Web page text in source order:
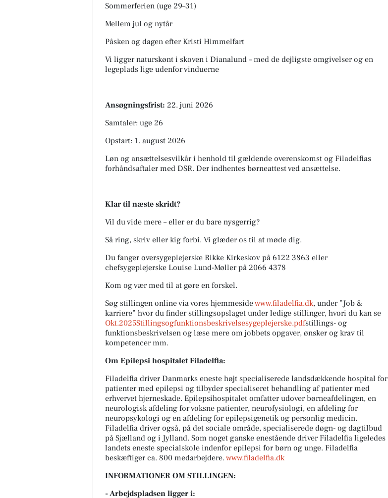
Sommerferien (uge 29–31)
Mellem jul og nytår
Påsken og dagen efter Kristi Himmelfart
Vi ligger naturskønt i skoven i Dianalund – med de dejligste omgivelser og en
legeplads lige udenfor vinduerne
Ansøgningsfrist: 22. juni 2026
Samtaler: uge 26
Opstart: 1. august 2026
Løn og ansættelsesvilkår i henhold til gældende overenskomst og Filadelfias
forhåndsaftaler med DSR. Der indhentes børneattest ved ansættelse.
Klar til næste skridt?
Vil du vide mere – eller er du bare nysgerrig?
Så ring, skriv eller kig forbi. Vi glæder os til at møde dig.
Du fanger oversygeplejerske Rikke Kirkeskov på 6122 3863 eller
chefsygeplejerske Louise Lund-Møller på 2066 4378
Kom og vær med til at gøre en forskel.
Søg stillingen online via vores hjemmesidewww.filadelfia.dk, under ”Job &
karriere” hvor du finder stillingsopslaget under ledige stillinger, hvori du kan se
Okt.2025Stillingsogfunktionsbeskrivelsesygeplejerske.pdfstillings- og
funktionsbeskrivelsen og læse mere om jobbets opgaver, ønsker og krav til
kompetencer mm.
Om Epilepsi hospitalet Filadelfia:
Filadelfia driver Danmarks eneste højt specialiserede landsdækkende hospital for
patienter med epilepsi og tilbyder specialiseret behandling af patienter med
erhvervet hjerneskade. Epilepsihospitalet omfatter udover børneafdelingen, en
neurologisk afdeling for voksne patienter, neurofysiologi, en afdeling for
neuropsykologi og en afdeling for epilepsigenetik og personlig medicin.
Filadelfia driver også, på det sociale område, specialiserede døgn- og dagtilbud
på Sjælland og i Jylland. Som noget ganske enestående driver Filadelfia ligeledes
landets eneste specialskole indenfor epilepsi for børn og unge. Filadelfia
beskæftiger ca. 800 medarbejdere. www.filadelfia.dk
INFORMATIONER OM STILLINGEN:
- Arbejdspladsen ligger i: